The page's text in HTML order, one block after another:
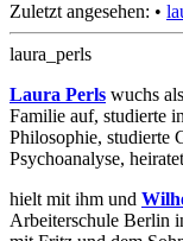
Zuletzt angesehen: •
laura_perls
Laura Perls wuchs
Familie auf, studierte
Philosophie, studierte
Psychoanalyse,
hielt mit ihm und
Arbeiterschule Berlin